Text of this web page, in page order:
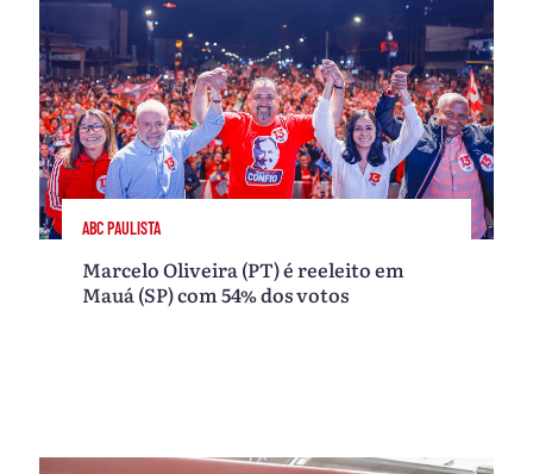
ABC PAULISTA
Marcelo Oliveira (PT) é reeleito em
Mauá (SP) com 54% dos votos